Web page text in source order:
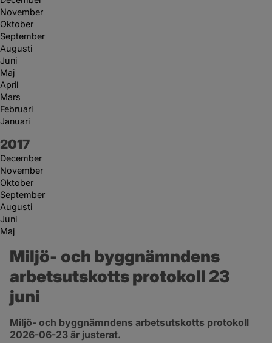
November
Oktober
September
Augusti
Juni
Maj
April
Mars
Februari
Januari
År:
2017
December
November
Oktober
September
Augusti
Juni
Maj
Miljö- och byggnämndens
arbetsutskotts protokoll 23
juni
Miljö- och byggnämndens arbetsutskotts protokoll
2026-06-23 är justerat.